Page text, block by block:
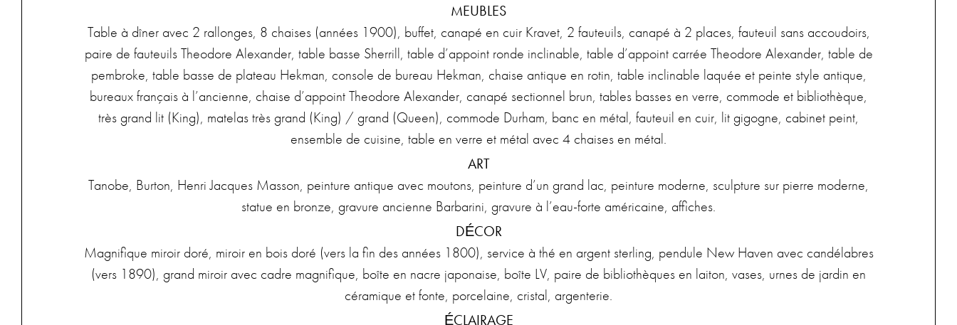
MEUBLES
Table à dîner avec 2 rallonges, 8 chaises (années 1900), buffet, canapé en cuir Kravet, 2 fauteuils, canapé à 2 places, fauteuil sans accoudoirs,
paire de fauteuils Theodore Alexander, table basse Sherrill, table d’appoint ronde inclinable, table d’appoint carrée Theodore Alexander, table de
pembroke, table basse de plateau Hekman, console de bureau Hekman, chaise antique en rotin, table inclinable laquée et peinte style antique,
bureaux français à l’ancienne, chaise d’appoint Theodore Alexander, canapé sectionnel brun, tables basses en verre, commode et bibliothèque,
très grand lit (King), matelas très grand (King) / grand (Queen), commode Durham, banc en métal, fauteuil en cuir, lit gigogne, cabinet peint,
ensemble de cuisine, table en verre et métal avec 4 chaises en métal.
ART
Tanobe, Burton, Henri Jacques Masson, peinture antique avec moutons, peinture d’un grand lac, peinture moderne, sculpture sur pierre moderne,
statue en bronze, gravure ancienne Barbarini, gravure à l’eau-forte américaine, affiches.
DÉCOR
Magnifique miroir doré, miroir en bois doré (vers la fin des années 1800), service à thé en argent sterling, pendule New Haven avec candélabres
(vers 1890), grand miroir avec cadre magnifique, boîte en nacre japonaise, boîte LV, paire de bibliothèques en laiton, vases, urnes de jardin en
céramique et fonte, porcelaine, cristal, argenterie.
ÉCLAIRAGE